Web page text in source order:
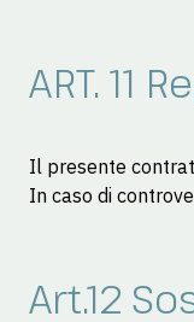
ART. 11
Il presente
In caso di
Art.12